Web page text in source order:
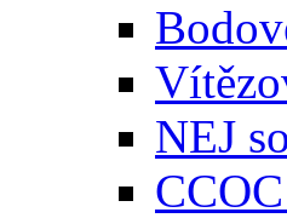
NEJ